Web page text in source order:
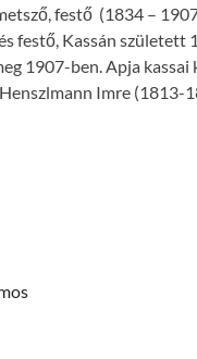
festő (1834 –
festő, Kassán született
1907-ben. Apja kassai
Imre (1813-